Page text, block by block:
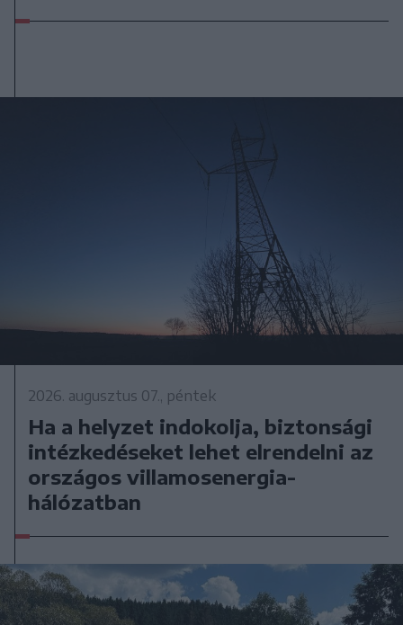
2026. augusztus 07., péntek
Ha a helyzet indokolja, biztonsági
intézkedéseket lehet elrendelni az
országos villamosenergia-
hálózatban